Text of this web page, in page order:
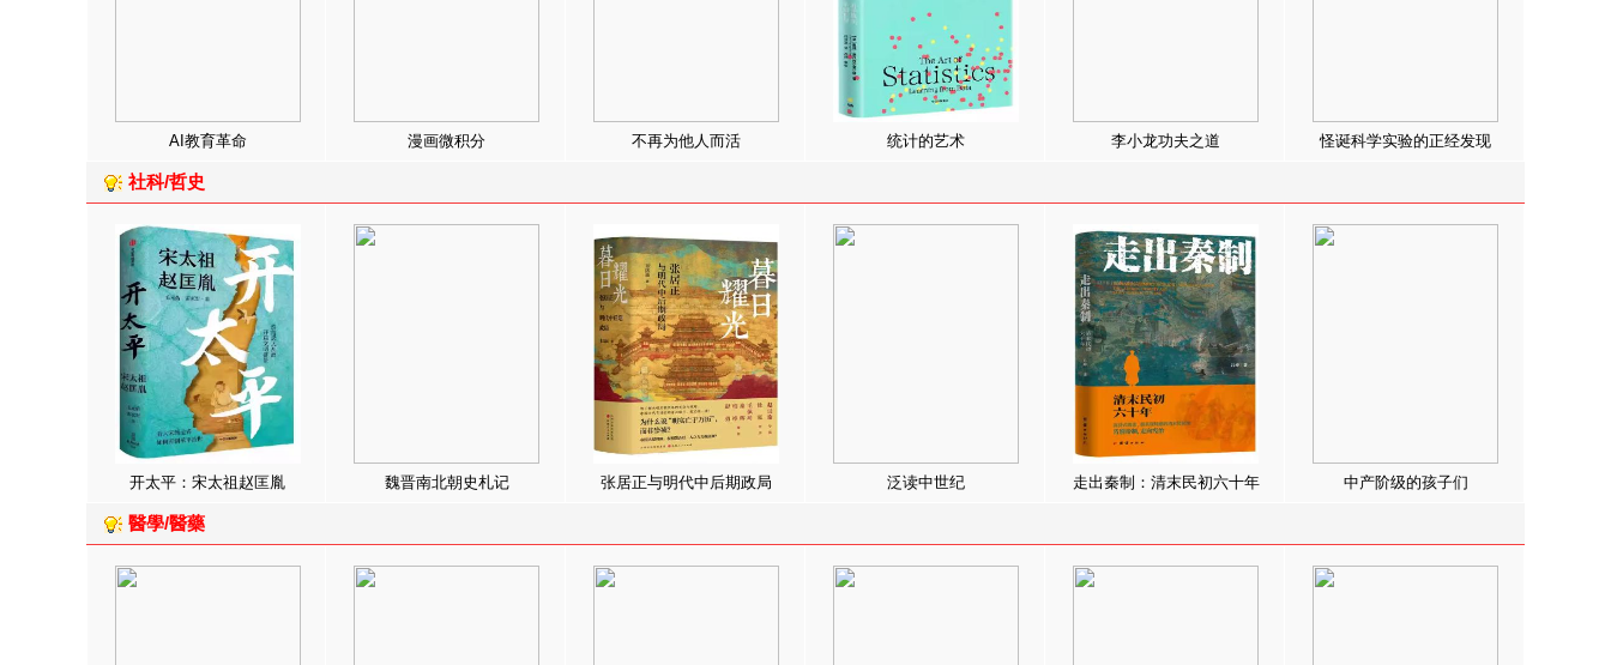
AI教育革命 漫画微积分 不再为他人而活 统计的艺术 李小龙功夫之道 怪诞科学实验的正经发现
社科/哲史
开太平：宋太祖赵匡胤 魏晋南北朝史札记 张居正与明代中后期政局 泛读中世纪 走出秦制：清末民初六十年 中产阶级的孩子们
醫學/醫藥